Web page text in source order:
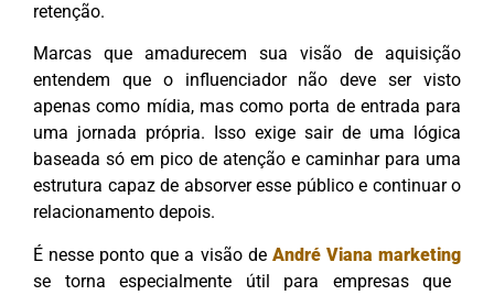
retenção.
Marcas que amadurecem sua visão de aquisição
entendem que o influenciador não deve ser visto
apenas como mídia, mas como porta de entrada para
uma jornada própria. Isso exige sair de uma lógica
baseada só em pico de atenção e caminhar para uma
estrutura capaz de absorver esse público e continuar o
relacionamento depois.
É nesse ponto que a visão de André Viana marketing
se torna especialmente útil para empresas que